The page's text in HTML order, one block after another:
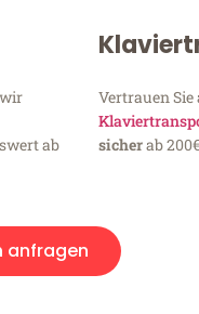
ab
Vertrauen
sicherab
anfragen